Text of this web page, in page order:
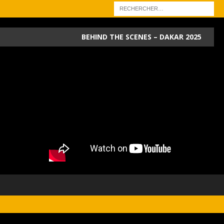
BEHIND THE SCENES – DAKAR 2025